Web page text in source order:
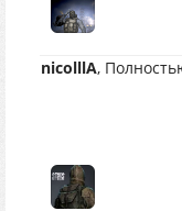
nicolllA,